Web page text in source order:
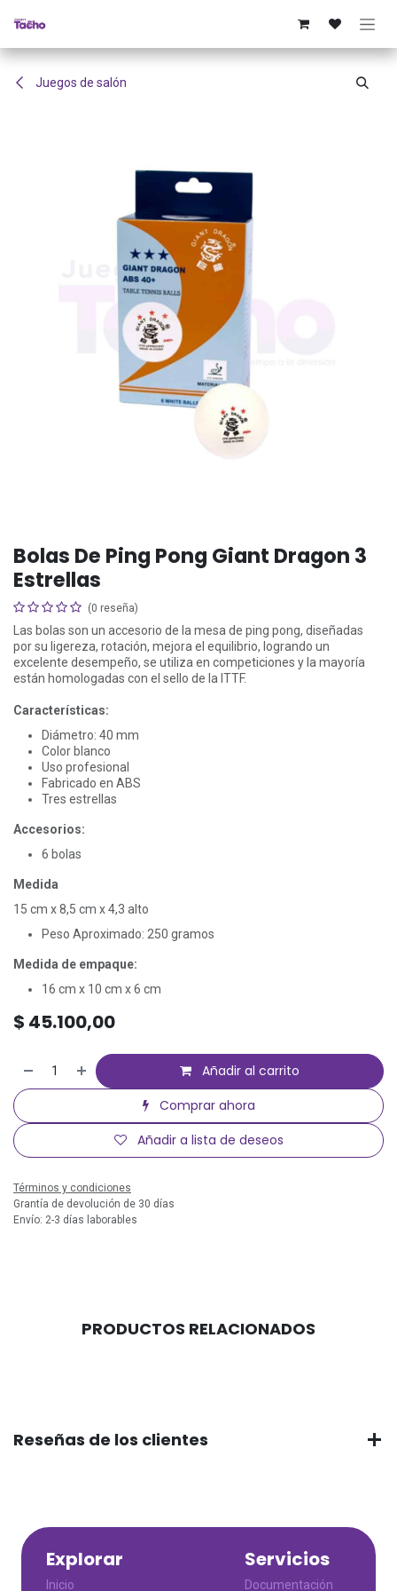
Juegos de salón
Bolas De Ping Pong Giant Dragon 3
Estrellas
(0 reseña)
Las bolas son un accesorio de la mesa de ping pong, diseñadas
por su ligereza, rotación, mejora el equilibrio, logrando un
excelente desempeño, se utiliza en competiciones y la mayoría
están homologadas con el sello de la ITTF.
Características:
Diámetro: 40 mm
Color blanco
Uso profesional
Fabricado en ABS
Tres estrellas
Accesorios:
6 bolas
Medida
15 cm x 8,5 cm x 4,3 alto
Peso Aproximado: 250 gramos
Medida de empaque:
16 cm x 10 cm x 6 cm
$ 45.100,00
Añadir al carrito
Comprar ahora
Añadir a lista de deseos
Términos y condiciones
Grantía de devolución de 30 días
Envío: 2-3 días laborables
PRODUCTOS RELACIONADOS
Reseñas de los clientes
Explorar
Inicio
Servicios
Documentación